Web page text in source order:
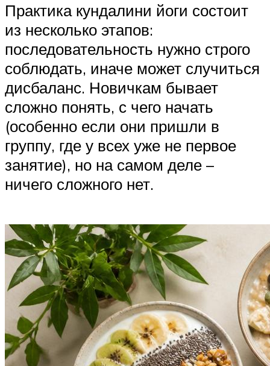
Практика кундалини йоги состоит
из несколько этапов:
последовательность нужно строго
соблюдать, иначе может случиться
дисбаланс. Новичкам бывает
сложно понять, с чего начать
(особенно если они пришли в
группу, где у всех уже не первое
занятие), но на самом деле –
ничего сложного нет.